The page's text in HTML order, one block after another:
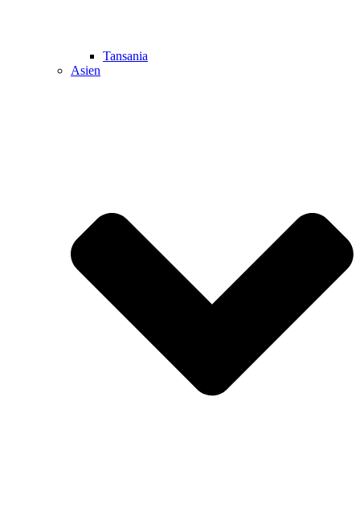
Tansania
Asien